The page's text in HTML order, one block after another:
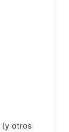
(y otros